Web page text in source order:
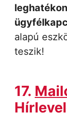
alapú
teszik!
17.